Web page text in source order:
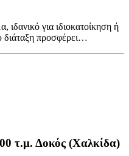
ιδανικό για ιδιοκατοίκηση ή
διάταξη προσφέρει…
τ.μ. Δοκός (Χαλκίδα)